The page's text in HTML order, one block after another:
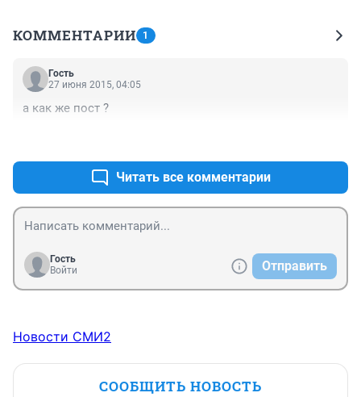
КОММЕНТАРИИ 1
Гость
27 июня 2015, 04:05
а как же пост ?
Читать все комментарии
Гость
Войти
Отправить
Новости СМИ2
СООБЩИТЬ НОВОСТЬ